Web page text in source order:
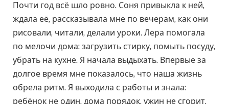
Почти год всё шло ровно. Соня привыкла к ней,
ждала её, рассказывала мне по вечерам, как они
рисовали, читали, делали уроки. Лера помогала
по мелочи дома: загрузить стирку, помыть посуду,
убрать на кухне. Я начала выдыхать. Впервые за
долгое время мне показалось, что наша жизнь
обрела ритм. Я выходила с работы и знала:
ребёнок не один, дома порядок, ужин не сгорит,